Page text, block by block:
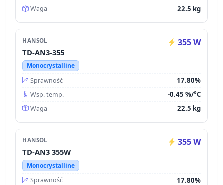
Waga 22.5 kg
HANSOL 355 W
TD-AN3-355
Monocrystalline
Sprawność
17.80%
Wsp. temp. -0.45 %/°C
Waga 22.5 kg
HANSOL 355 W
TD-AN3 355W
Monocrystalline
Sprawność
17.80%